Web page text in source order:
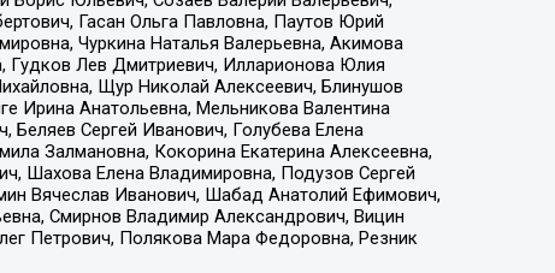
Гасан Ольга Павловна, Паутов Юрий
Чуркина Наталья Валерьевна, Акимова
Гудков Лев Дмитриевич, Илларионова Юлия
Щур Николай Алексеевич, Блинушов
Ирина Анатольевна, Мельникова Валентина
Сергей Иванович, Голубева Елена
Залмановна, Кокорина Екатерина Алексеевна,
Шахова Елена Владимировна, Подузов Сергей
Вячеслав Иванович, Шабад Анатолий Ефимович,
Смирнов Владимир Александрович, Вицин
Петрович, Полякова Мара Федоровна, Резник